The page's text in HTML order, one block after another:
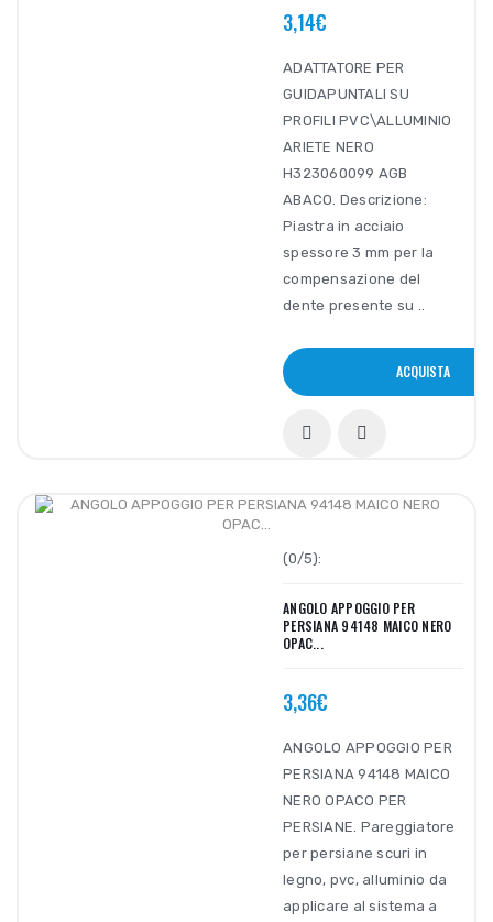
3,14€
ADATTATORE PER
GUIDAPUNTALI SU
PROFILI PVC\ALLUMINIO
ARIETE NERO
H323060099 AGB
ABACO. Descrizione:
Piastra in acciaio
spessore 3 mm per la
compensazione del
dente presente su ..
ACQUISTA
(0/5):
ANGOLO APPOGGIO PER
PERSIANA 94148 MAICO NERO
OPAC...
3,36€
ANGOLO APPOGGIO PER
PERSIANA 94148 MAICO
NERO OPACO PER
PERSIANE. Pareggiatore
per persiane scuri in
legno, pvc, alluminio da
applicare al sistema a